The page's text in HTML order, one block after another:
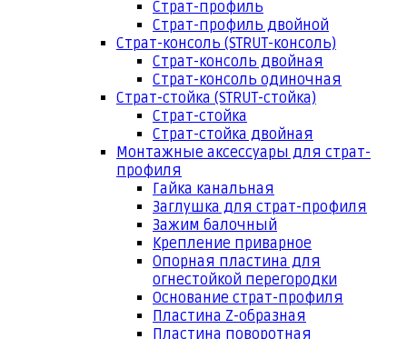
Страт-профиль
Страт-профиль двойной
Страт-консоль (STRUT-консоль)
Страт-консоль двойная
Страт-консоль одиночная
Страт-стойка (STRUT-стойка)
Страт-стойка
Страт-стойка двойная
Монтажные аксессуары для страт-
профиля
Гайка канальная
Заглушка для страт-профиля
Зажим балочный
Крепление приварное
Опорная пластина для
огнестойкой перегородки
Основание страт-профиля
Пластина Z-образная
Пластина поворотная